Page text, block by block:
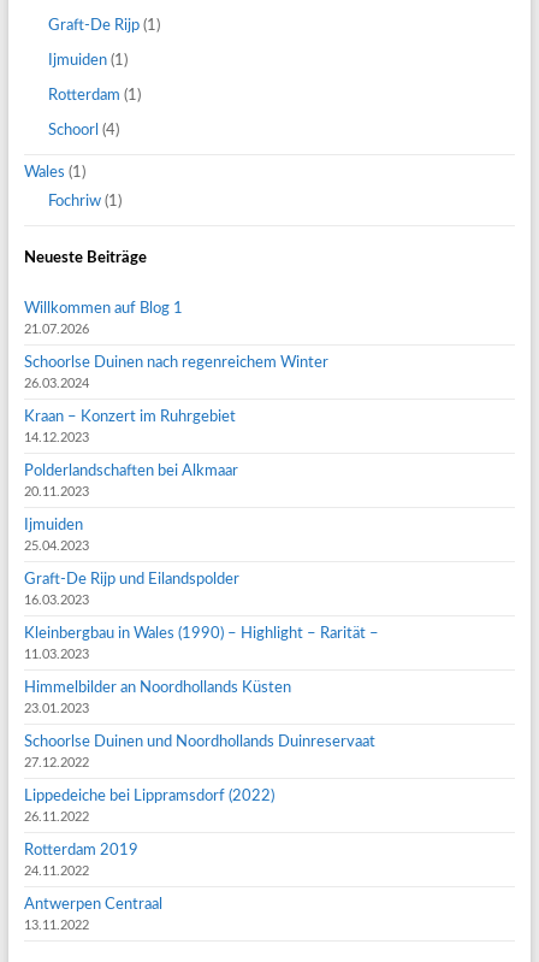
Graft-De Rijp(1)
Ijmuiden(1)
Rotterdam (1)
Schoorl (4)
Wales (1)
Fochriw(1)
Neueste Beiträge
Willkommen auf Blog 1
21.07.2026
Schoorlse Duinen nach regenreichem Winter
26.03.2024
Kraan – Konzert im Ruhrgebiet
14.12.2023
Polderlandschaften bei Alkmaar
20.11.2023
Ijmuiden
25.04.2023
Graft-De Rijp und Eilandspolder
16.03.2023
Kleinbergbau in Wales (1990) – Highlight – Rarität –
11.03.2023
Himmelbilder an Noordhollands Küsten
23.01.2023
Schoorlse Duinen und Noordhollands Duinreservaat
27.12.2022
Lippedeiche bei Lippramsdorf (2022)
26.11.2022
Rotterdam 2019
24.11.2022
Antwerpen Centraal
13.11.2022